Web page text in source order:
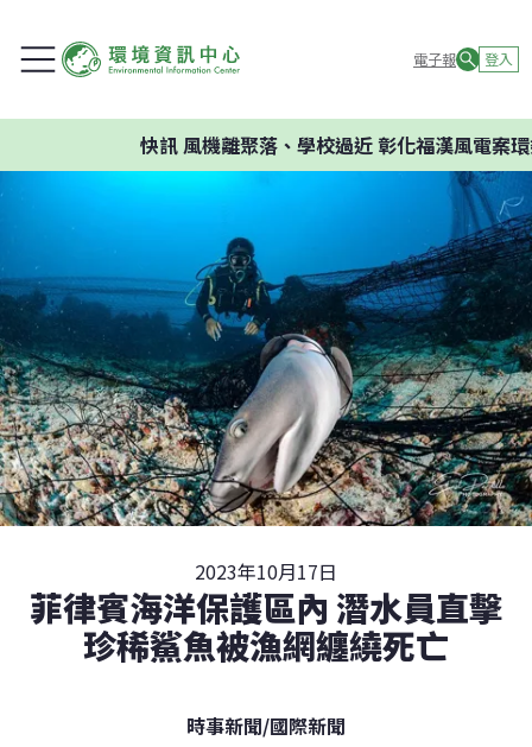
電子報 登入
風機離聚落、學校過近 彰化福漢風電案環委建
2023年10月17日
菲律賓海洋保護區內 潛水員直擊
珍稀鯊魚被漁網纏繞死亡
時事新聞/國際新聞